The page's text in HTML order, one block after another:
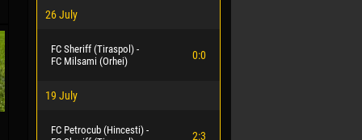
26 July
FC Sheriff (Tiraspol) -
FC Milsami (Orhei)
0:0
19 July
FC Petrocub (Hincesti) -
2:3